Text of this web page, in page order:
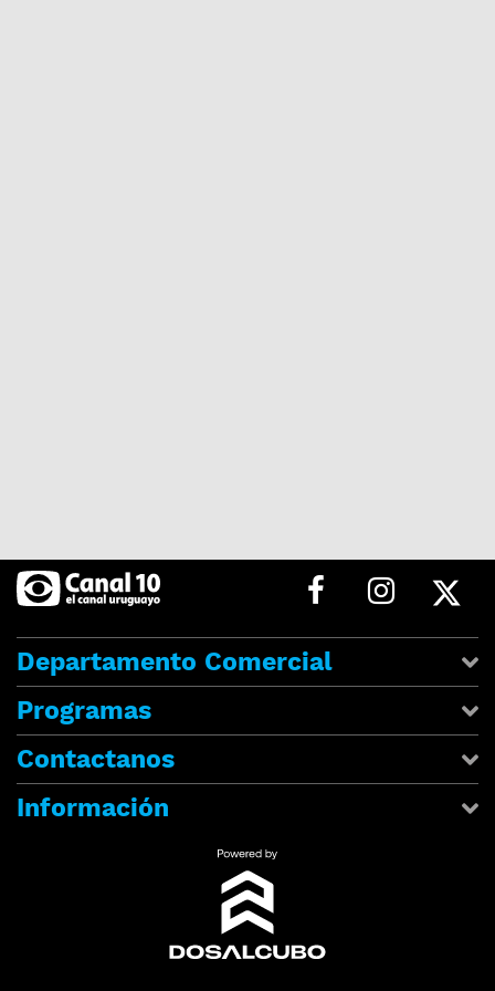
Departamento Comercial
Programas
Contactanos
Información